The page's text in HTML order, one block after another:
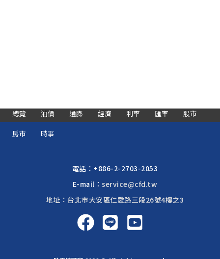
總覽 油價 通膨 經濟 利率 匯率 股市
房市 時事
電話： +886-2-2703-2053
E-mail：service@cfd.tw
地址：台北市大安區仁愛路三段26號4樓之3